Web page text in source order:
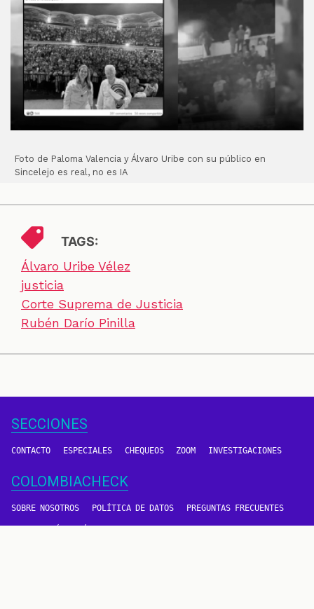
Foto de Paloma Valencia y Álvaro Uribe con su público en
Sincelejo es real, no es IA
TAGS:
Álvaro Uribe Vélez
justicia
Corte Suprema de Justicia
Rubén Darío Pinilla
SECCIONES
CONTACTO ESPECIALES CHEQUEOS ZOOM INVESTIGACIONES
COLOMBIACHECK
SOBRE NOSOTROS POLÍTICA DE DATOS PREGUNTAS FRECUENTES